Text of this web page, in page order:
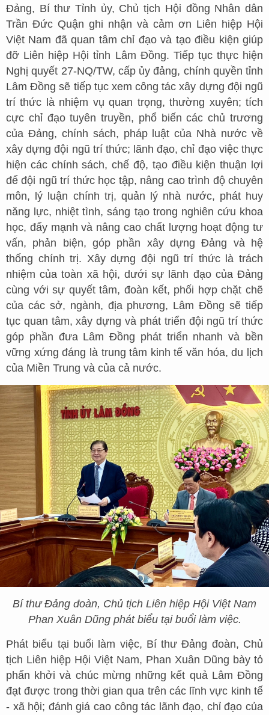
Đảng, Bí thư Tỉnh ủy, Chủ tịch Hội đồng Nhân dân
Trần Đức Quận ghi nhận và cảm ơn Liên hiệp Hội
Việt Nam đã quan tâm chỉ đạo và tạo điều kiện giúp
đỡ Liên hiệp Hội tỉnh Lâm Đồng. Tiếp tục thực hiện
Nghị quyết 27-NQ/TW, cấp ủy đảng, chính quyền tỉnh
Lâm Đồng sẽ tiếp tục xem công tác xây dựng đội ngũ
trí thức là nhiệm vụ quan trọng, thường xuyên; tích
cực chỉ đạo tuyên truyền, phổ biến các chủ trương
của Đảng, chính sách, pháp luật của Nhà nước về
xây dựng đội ngũ trí thức; lãnh đạo, chỉ đạo việc thực
hiện các chính sách, chế độ, tạo điều kiện thuận lợi
để đội ngũ trí thức học tập, nâng cao trình độ chuyên
môn, lý luận chính trị, quản lý nhà nước, phát huy
năng lực, nhiệt tình, sáng tạo trong nghiên cứu khoa
học, đẩy mạnh và nâng cao chất lượng hoạt động tư
vấn, phản biện, góp phần xây dựng Đảng và hệ
thống chính trị. Xây dựng đội ngũ trí thức là trách
nhiệm của toàn xã hội, dưới sự lãnh đạo của Đảng
cùng với sự quyết tâm, đoàn kết, phối hợp chặt chẽ
của các sở, ngành, địa phương, Lâm Đồng sẽ tiếp
tục quan tâm, xây dựng và phát triển đội ngũ trí thức
góp phần đưa Lâm Đồng phát triển nhanh và bền
vững xứng đáng là trung tâm kinh tế văn hóa, du lịch
của Miền Trung và của cả nước.
Bí thư Đảng đoàn, Chủ tịch Liên hiệp Hội Việt Nam
Phan Xuân Dũng phát biểu tại buổi làm việc.
Phát biểu tại buổi làm việc, Bí thư Đảng đoàn, Chủ
tịch Liên hiệp Hội Việt Nam, Phan Xuân Dũng bày tỏ
phấn khởi và chúc mừng những kết quả Lâm Đồng
đạt được trong thời gian qua trên các lĩnh vực kinh tế
- xã hội; đánh giá cao công tác lãnh đạo, chỉ đạo của